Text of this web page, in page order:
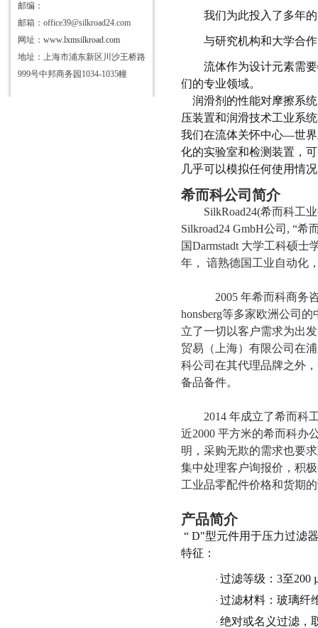
邮编：
邮箱：office39@silkroad24.com
网址： www.lxmsilkroad.com
地址：上海市浦东新区川沙王桥路
999号中邦商务园1034-1035幢
我们为此投入了多年的
与研究机构和大学合
流体作为设计元素需
们的专业领域。
润滑剂的性能对摩擦系
压装置和润滑技术工业系
我们在流体关怀中心—世界
化的实验室和检测装置，
几乎可以模拟任何使用情
希而科公司简介
SilkRoad24(希而科工
Silkroad24 GmbH公司, “
国Darmstadt 大学工科硕士
年， 谙熟德国工业自动化
2005 年希而科商务
honsberg等多家欧洲公司
立了一切以客户需求为出
贸易（上海）有限公司在
科公司在其代理品牌之外
备品备件。
2014 年成立了希而科
近2000 平方米的希而科办
明，采购无欺的需求也要
集中处理客户询报价，积
工业品零配件价格和货期
产品简介
“ D"型元件用于压力过滤
特征：
· 过滤等级： 3至200
· 过滤材料：玻璃纤
· 绝对或名义过滤，